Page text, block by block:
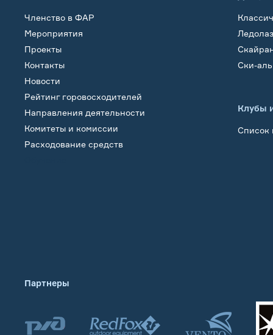
Членство в ФАР
Мероприятия
Проекты
Контакты
Новости
Рейтинг горовосходителей
Направления деятельности
Комитеты и комиссии
Расходование средств
Ски-
Клубы
Список
Партнеры